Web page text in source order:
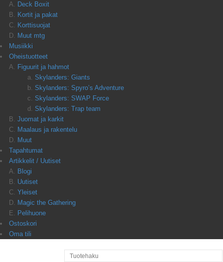
Deck Boxit
Kortit ja pakat
Korttisuojat
Muut mtg
Musiikki
Oheistuotteet
Figuurit ja hahmot
Skylanders: Giants
Skylanders: Spyro’s Adventure
Skylanders: SWAP Force
Skylanders: Trap team
Juomat ja karkit
Maalaus ja rakentelu
Muut
Tapahtumat
Artikkelit / Uutiset
Blogi
Uutiset
Yleiset
Magic the Gathering
Pelihuone
Ostoskori
Oma tili